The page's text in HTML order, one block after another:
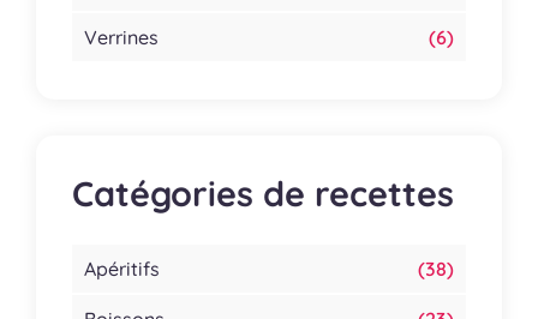
Verrines (6)
Catégories de recettes
Apéritifs (38)